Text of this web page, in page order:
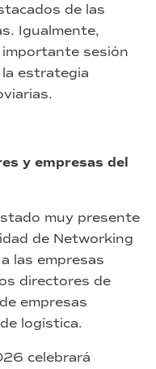
de las
Igualmente,
importante sesión
estrategia
y empresas del
muy presente
de Networking
las empresas
directores de
empresas
logística.
celebrará